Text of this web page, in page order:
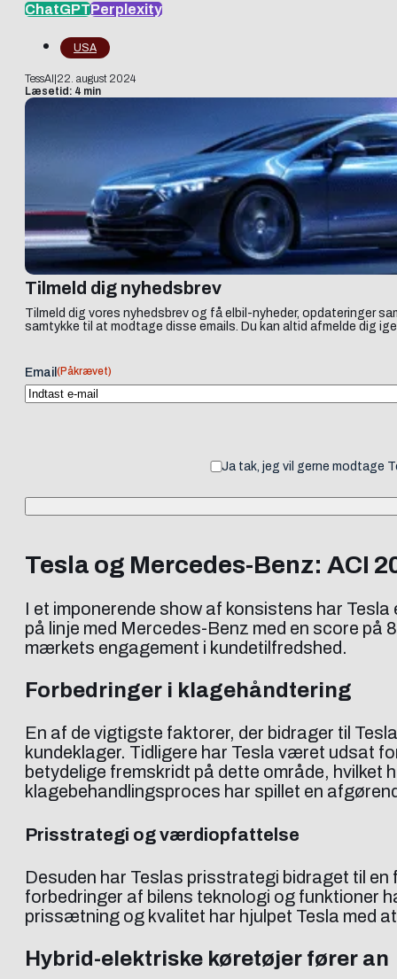
ChatGPTPerplexity
USA
TessAI 22. august 2024
Læsetid: 4 min
Tilmeld dig nyhedsbrev
Tilmeld dig vores nyhedsbrev og få elbil-nyheder, opdateringer
samtykke til at modtage disse emails. Du kan altid afmelde dig
Email (Påkrævet)
Ja tak, jeg vil gerne modtage
Tesla og Mercedes-Benz: ACI
I et imponerende show af konsistens har
på linje med Mercedes-Benz med en score
mærkets engagement i kundetilfredshed.
Forbedringer i klagehåndtering
En af de vigtigste faktorer, der bidrager til
kundeklager. Tidligere har Tesla været udsat
betydelige fremskridt på dette område, hvilket
klagebehandlingsproces har spillet en
Prisstrategi og værdiopfattelse
Desuden har Teslas prisstrategi bidraget til
forbedringer af bilens teknologi og funktioner
prissætning og kvalitet har hjulpet Tesla med
Hybrid-elektriske køretøjer fører an